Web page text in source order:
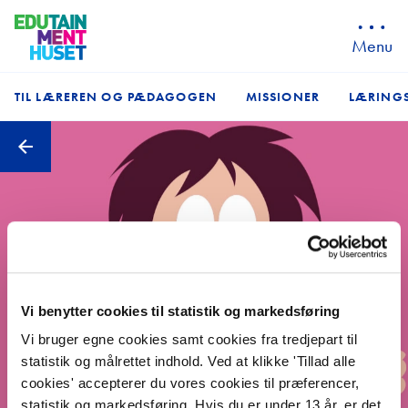
Vi benytter cookies til statistik og markedsføring
Vi bruger egne cookies samt cookies fra tredjepart til
statistik og målrettet indhold. Ved at klikke 'Tillad alle
cookies' accepterer du vores cookies til præferencer,
Menu
RO-
Fantasi
ABC
Forårets
TIL LÆREREN OG PÆDAGOGEN MISSIONER